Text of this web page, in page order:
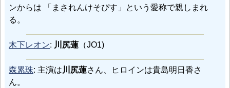
ンからは 「まされんけそぴす」という愛称で親しまれ
る。
木下レオン: 川尻蓮 （JO1)
森累珠: 主演は 川尻蓮さん、ヒロインは貴島明日香さ
ん。